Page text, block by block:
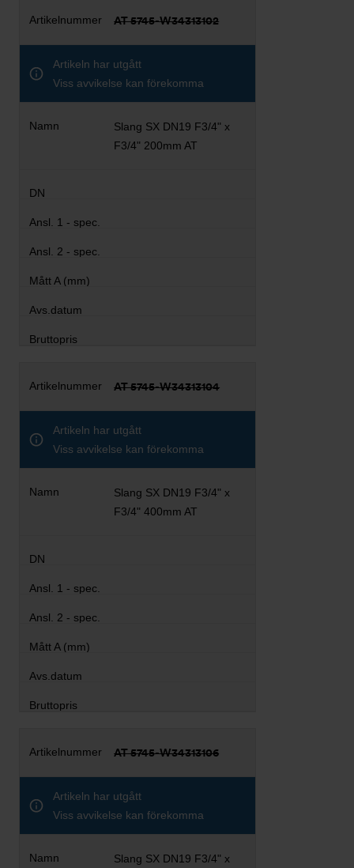
AT 5745-W34313102
Artikeln har utgått
Viss avvikelse kan förekomma
Slang SX DN19 F3/4" x
F3/4" 200mm AT
AT 5745-W34313104
Artikeln har utgått
Viss avvikelse kan förekomma
Slang SX DN19 F3/4" x
F3/4" 400mm AT
AT 5745-W34313106
Artikeln har utgått
Viss avvikelse kan förekomma
Slang SX DN19 F3/4" x